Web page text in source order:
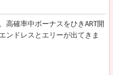
高確率中ボーナスをひきART開
ンドレスとエリーが出てきま